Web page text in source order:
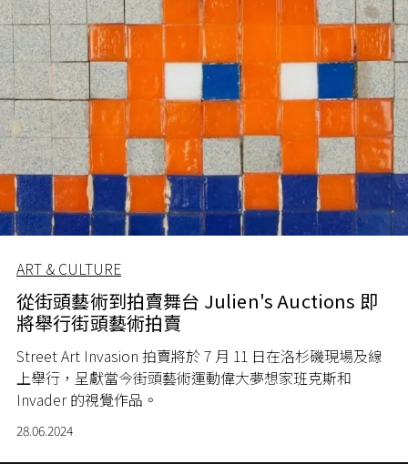
ART & CULTURE
從街頭藝術到拍賣舞台 Julien's Auctions 即
將舉行街頭藝術拍賣
Street Art Invasion 拍賣將於7 月 11 日在洛杉磯現場及線
上舉行，呈獻當今街頭藝術運動偉大夢想家班克斯和
Invader的視覺作品。
28.06.2024